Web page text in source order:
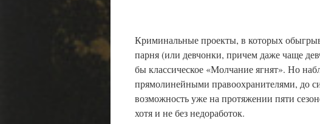
Криминальные проекты, в которых
парня (или девчонки, причем даже чаще
бы классическое «Молчание ягнят». Но
прямолинейными правоохранителями, до
возможность уже на протяжении пяти
хотя и не без недоработок.